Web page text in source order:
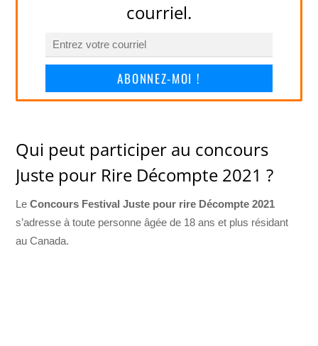
courriel.
ABONNEZ-MOI !
Qui peut participer au concours
Juste pour Rire Décompte 2021 ?
LeConcours Festival Juste pour rire Décompte 2021
s’adresse à toute personne âgée de 18 ans et plus résidant
au Canada.